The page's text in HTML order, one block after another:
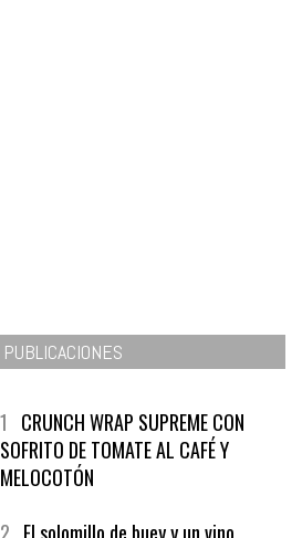
1CRUNCH WRAP SUPREME CON
SOFRITO DE TOMATE AL CAFÉ Y
MELOCOTÓN